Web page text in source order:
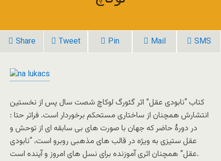
Share Tweet Pin Mail SMS
کتاب “نابودی عقل” اثر گئورگ لوکاچ شصت سال پس از نخستین
انتشارش همچنان از ساختاری مستحکم برخوردار است. فراتر حتا :
در دورۀ حاضر که جهان با صورت های بی سابقه ای از توحش و
عقل ستیزی به ویژه در قالب های مذهبی روبرو است، “نابودی
عقل” همچنان اثری آموزنده برای نسل های امروز و آینده است.